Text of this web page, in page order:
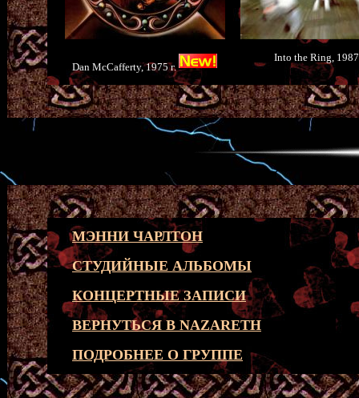
Dan McCafferty, 1975 г.
Into the Ring, 1987
МЭННИ ЧАРЛТОН
СТУДИЙНЫЕ АЛЬБОМЫ
КОНЦЕРТНЫЕ ЗАПИСИ
ВЕРНУТЬСЯ В NAZARETH
ПОДРОБНЕЕ О ГРУППЕ